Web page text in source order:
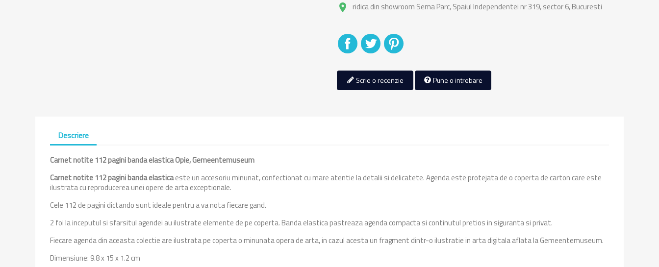
place ridica din showroom Sema Parc, Spaiul Independentei nr 319, sector 6, Bucuresti
DistribuitiTweet
Scrie o recenzie Pune o intrebare
Descriere
Carnet notite 112 pagini banda elasticaOpie, Gemeentemuseum
Carnet notite 112 pagini banda elasticaeste un accesoriu minunat, confectionat cu mare atentie la detalii si delicatete. Agenda este protejata de o coperta de carton care este
ilustrata cu reproducerea unei opere de arta exceptionale.
Cele 112 de pagini dictando sunt ideale pentru a va nota fiecare gand.
2 foi la inceputul si sfarsitul agendei au ilustrate elemente de pe coperta. Banda elastica pastreaza agenda compacta si continutul pretios in siguranta si privat.
Fiecare agenda din aceasta colectie are ilustrata pe coperta o minunata opera de arta, in cazul acesta un fragment dintr-o ilustratie in arta digitala aflata la Gemeentemuseum.
Dimensiune: 9.8 x 15 x 1.2 cm